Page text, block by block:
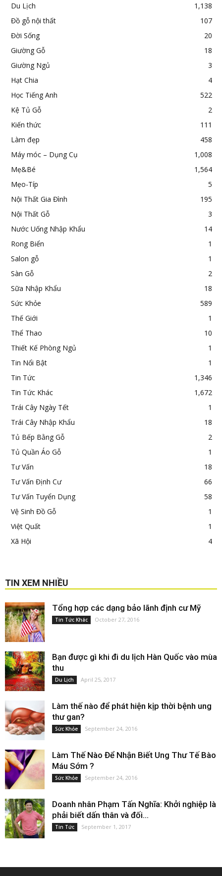
Du Lịch
1,138
Đồ gỗ nội thất
107
Đời Sống
20
Giường Gỗ
18
Giường Ngủ
3
Hạt Chia
4
Học Tiếng Anh
522
Kệ Tủ Gỗ
2
Kiến thức
111
Làm đẹp
458
Máy móc – Dụng Cụ
1,008
Mẹ&Bé
1,564
Mẹo-Típ
5
Nội Thất Gia Đình
195
Nội Thất Gỗ
3
Nước Uống Nhập Khẩu
14
Rong Biển
1
Salon gỗ
1
Sàn Gỗ
2
Sữa Nhập Khẩu
18
Sức Khỏe
589
Thế Giới
1
Thể Thao
10
Thiết Kế Phòng Ngủ
1
Tin Nổi Bật
1
Tin Tức
1,346
Tin Tức Khác
1,672
Trái Cây Ngày Tết
1
Trái Cây Nhập Khẩu
18
Tủ Bếp Bằng Gỗ
2
Tủ Quần Áo Gỗ
1
Tư Vấn
18
Tư Vấn Định Cư
66
Tư Vấn Tuyển Dụng
58
Vệ Sinh Đồ Gỗ
1
Việt Quất
1
Xã Hội
4
TIN XEM NHIỀU
Tổng hợp các dạng bảo lãnh định cư Mỹ
Tin Tức Khác October 27, 2016
Bạn được gì khi đi du lịch Hàn Quốc vào mùa
thu
Du Lịch April 25, 2017
Làm thế nào để phát hiện kịp thời bệnh ung
thư gan?
Sức Khỏe September 24, 2016
Làm Thế Nào Để Nhận Biết Ung Thư Tế Bào
Máu Sớm ?
Sức Khỏe September 24, 2016
Doanh nhân Phạm Tấn Nghĩa: Khởi nghiệp là
phải biết dấn thân và đối...
Tin Tức September 1, 2017